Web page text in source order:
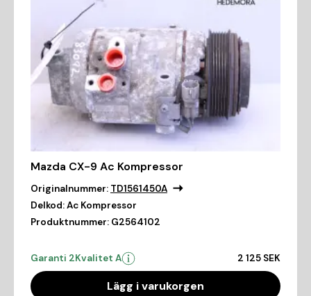
Mazda CX-9 Ac Kompressor
Originalnummer: TD1561450A
Delkod:Ac Kompressor
Produktnummer: G2564102
Garanti 2Kvalitet A 2 125 SEK
Lägg i varukorgen